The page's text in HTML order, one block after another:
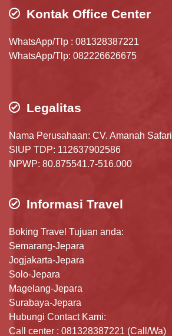
Kontak Office Center
WhatsApp/Tlp : 081328387221
WhatsApp/Tlp: 082226626675
Legalitas
Nama Perusahaan: CV. Amanah Safari
SIUP TDP: 112637902586
NPWP: 80.875541.7-516.000
Informasi Travel
Boking Travel Tujuan anda:
Semarang-Jepara
Jogjakarta-Jepara
Solo-Jepara
Magelang-Jepara
Surabaya-Jepara
Hubungi Contact Kami:
Call center : 081328387221 (Call/Wa)